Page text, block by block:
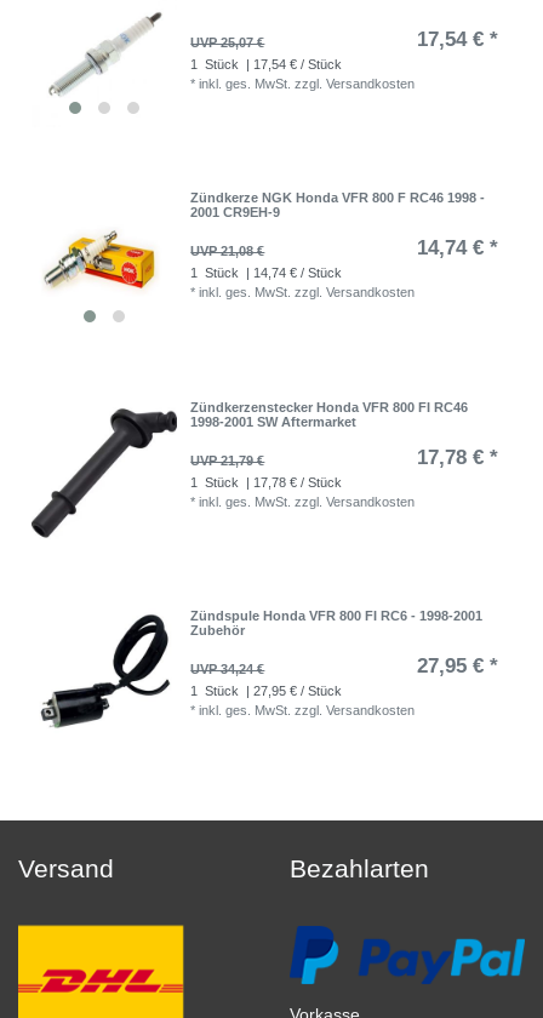
UVP 25,07 € 17,54 € *
1 Stück
| 17,54 € / Stück
*inkl. ges. MwSt. zzgl.Versandkosten
Zündkerze NGK Honda VFR 800 F RC46 1998 -
2001 CR9EH-9
UVP 21,08 € 14,74 € *
1 Stück
| 14,74 € / Stück
*inkl. ges. MwSt. zzgl.Versandkosten
Zündkerzenstecker Honda VFR 800 FI RC46
1998-2001 SW Aftermarket
UVP 21,79 € 17,78 € *
1 Stück
| 17,78 € / Stück
*inkl. ges. MwSt. zzgl.Versandkosten
Zündspule Honda VFR 800 FI RC6 - 1998-2001
Zubehör
UVP 34,24 € 27,95 € *
1 Stück
| 27,95 € / Stück
*inkl. ges. MwSt. zzgl.Versandkosten
Versand Bezahlarten
Vorkasse